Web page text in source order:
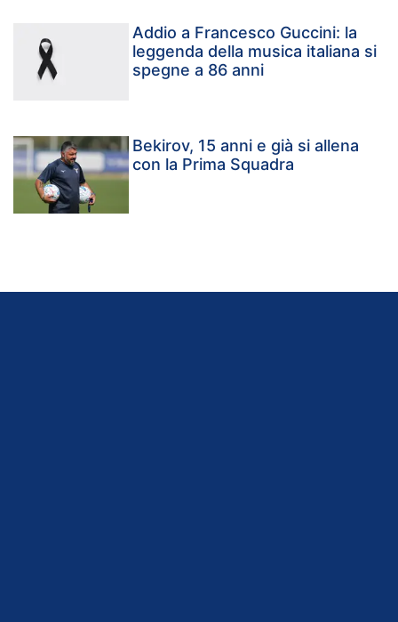
Addio a Francesco Guccini: la
leggenda della musica italiana si
spegne a 86 anni
Bekirov, 15 anni e già si allena
con la Prima Squadra